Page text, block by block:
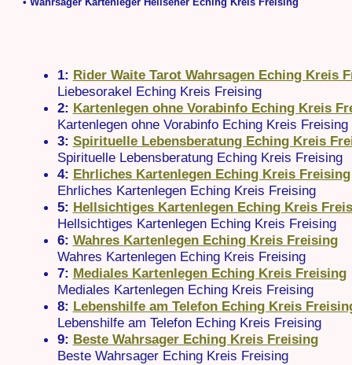
1: Rider Waite Tarot Wahrsagen Eching Kreis
Liebesorakel Eching Kreis Freising
2: Kartenlegen ohne Vorabinfo Eching Kreis
Kartenlegen ohne Vorabinfo Eching Kreis Freising
3: Spirituelle Lebensberatung Eching Kreis
Spirituelle Lebensberatung Eching Kreis Freising
4: Ehrliches Kartenlegen Eching Kreis Freising
Ehrliches Kartenlegen Eching Kreis Freising
5: Hellsichtiges Kartenlegen Eching Kreis
Hellsichtiges Kartenlegen Eching Kreis Freising
6: Wahres Kartenlegen Eching Kreis Freising
Wahres Kartenlegen Eching Kreis Freising
7: Mediales Kartenlegen Eching Kreis Freising
Mediales Kartenlegen Eching Kreis Freising
8: Lebenshilfe am Telefon Eching Kreis
Lebenshilfe am Telefon Eching Kreis Freising
9: Beste Wahrsager Eching Kreis Freising
Beste Wahrsager Eching Kreis Freising